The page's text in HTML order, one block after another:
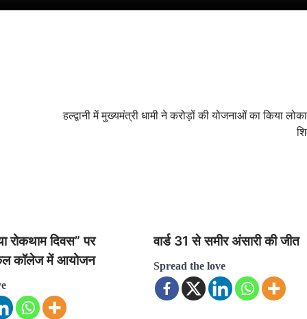
हल्द्वानी में मुख्यमंत्री धामी ने करोड़ों की योजनाओं का किया
रोकथाम दिवस” पर
कॉलेज में आयोजन
वार्ड 31 से समीर अंसारी की जीत
Spread the love